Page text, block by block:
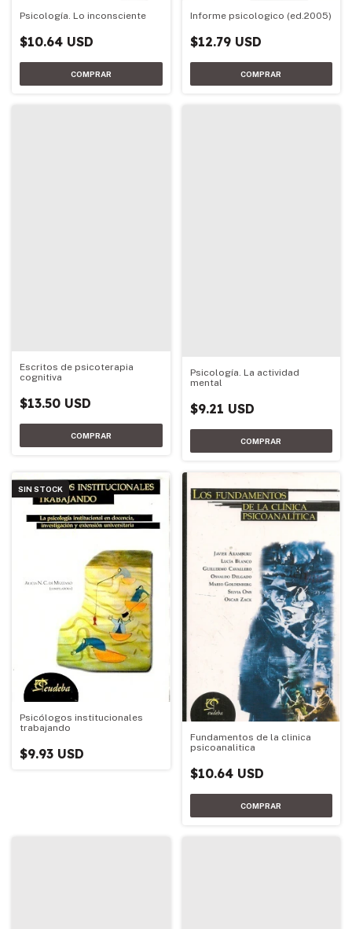
Psicología. Lo inconsciente
$10.64 USD
Informe psicologico (ed.2005)
$12.79 USD
Escritos de psicoterapia
cognitiva
$13.50 USD
Psicología. La actividad
mental
$9.21 USD
SIN STOCK
Psicólogos institucionales
trabajando
$9.93 USD
Fundamentos de la clinica
psicoanalitica
$10.64 USD